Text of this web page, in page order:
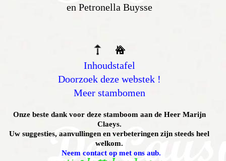
en Petronella Buysse
Inhoudstafel
Doorzoek deze webstek !
Meer stambomen
Onze beste dank voor deze stamboom aan de Heer Marijn
Claeys.
Uw suggesties, aanvullingen en verbeteringen zijn steeds heel
welkom.
Neem contact op met ons aub.